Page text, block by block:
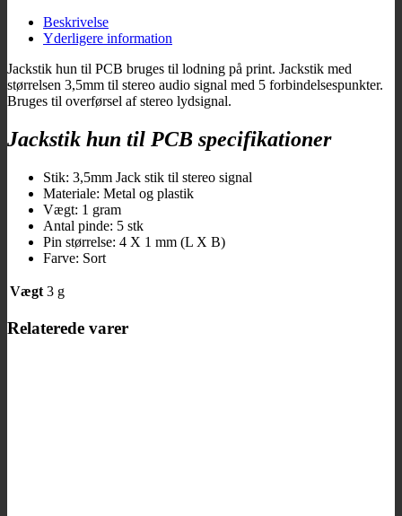
Beskrivelse
Yderligere information
Jackstik hun til PCB bruges til lodning på print. Jackstik med
størrelsen 3,5mm til stereo audio signal med 5 forbindelsespunkter.
Bruges til overførsel af stereo lydsignal.
Jackstik hun til PCB specifikationer
Stik: 3,5mm Jack stik til stereo signal
Materiale: Metal og plastik
Vægt: 1 gram
Antal pinde: 5 stk
Pin størrelse: 4 X 1 mm (L X B)
Farve: Sort
Vægt 3 g
Relaterede varer